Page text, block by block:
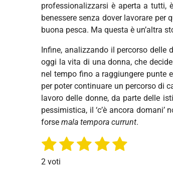
professionalizzarsi è aperta a tutti,
benessere senza dover lavorare per
buona pesca. Ma questa è un’altra
Infine, analizzando il percorso delle
oggi la vita di una donna, che
nel tempo fino a raggiungere punte
per poter continuare un percorso di
lavoro delle donne, da parte delle
pessimistica, il ‘c’è ancora
forse mala tempora currunt.
V
a
l
1
s
2
s
3 4 5
I
2 voti